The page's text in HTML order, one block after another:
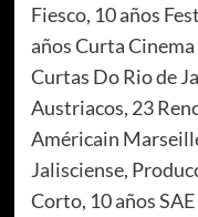
Fiesco, 10 años
años Curta
Curtas Do Rio de
Austriacos, 23
Américain
Jalisciense,
Corto, 10 años